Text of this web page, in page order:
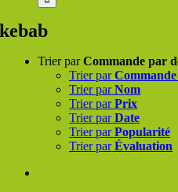
kebab
Trier parCommande par
Trier par
Trier parNom
Trier parPrix
Trier parDate
Trier parPopularité
Trier parÉvaluation